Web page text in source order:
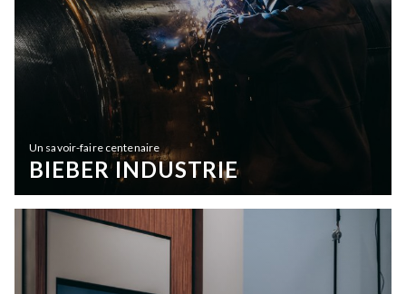
Un savoir-faire centenaire
BIEBER INDUSTRIE